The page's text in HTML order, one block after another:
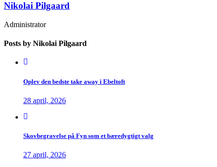
Nikolai Pilgaard
Administrator
Posts by Nikolai Pilgaard
Oplev den bedste take away i Ebeltoft
28 april, 2026
Skovbegravelse på Fyn som et bæredygtigt valg
27 april, 2026